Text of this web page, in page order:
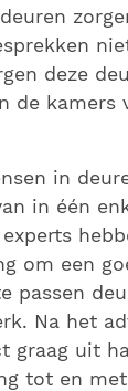
deze
de kamers
in
in één
om een
passen
Na het
graag uit
tot en